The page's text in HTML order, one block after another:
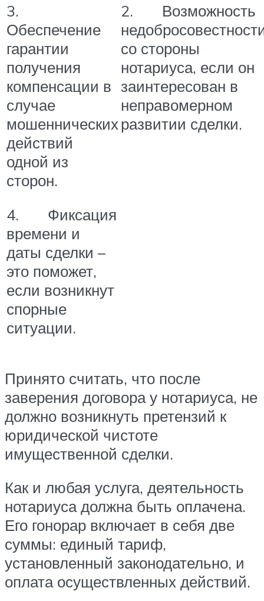
3.
Обеспечение
гарантии
получения
компенсации в
случае
мошеннических
действий
одной из
сторон.
4. Фиксация
времени и
даты сделки –
это поможет,
если возникнут
спорные
ситуации.
2. Возможность
со стороны
нотариуса, если он
заинтересован в
неправомерном
развитии сделки.
Принято считать, что после
заверения договора у нотариуса, не
должно возникнуть претензий к
юридической чистоте
имущественной сделки.
Как и любая услуга, деятельность
нотариуса должна быть оплачена.
Его гонорар включает в себя две
суммы: единый тариф,
установленный законодательно, и
оплата осуществленных действий.